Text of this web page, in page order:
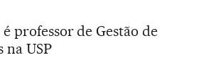
é professor de Gestão de
na USP